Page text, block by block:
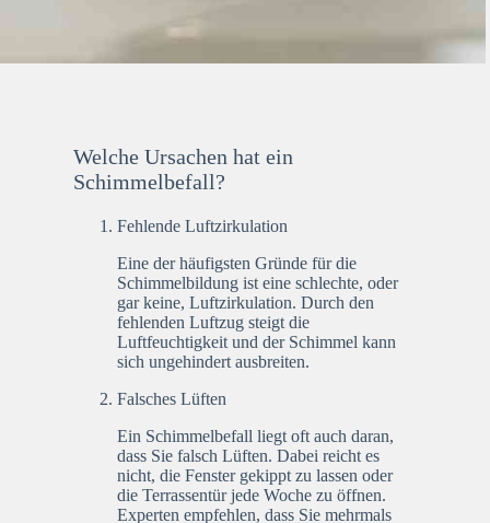
Welche Ursachen hat ein
Schimmelbefall?
Fehlende Luftzirkulation
Eine der häufigsten Gründe für die
Schimmelbildung ist eine schlechte, oder
gar keine, Luftzirkulation. Durch den
fehlenden Luftzug steigt die
Luftfeuchtigkeit und der Schimmel kann
sich ungehindert ausbreiten.
Falsches Lüften
Ein Schimmelbefall liegt oft auch daran,
dass Sie falsch Lüften. Dabei reicht es
nicht, die Fenster gekippt zu lassen oder
die Terrassentür jede Woche zu öffnen.
Experten empfehlen, dass Sie mehrmals